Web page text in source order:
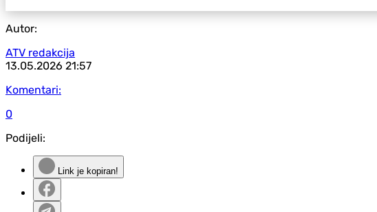
Autor:
ATV redakcija
13.05.2026 21:57
Komentari:
0
Podijeli:
Link je kopiran!